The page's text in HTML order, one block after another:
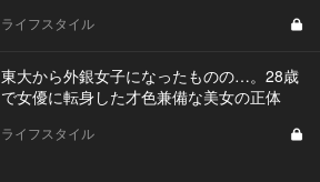
ライフスタイル
東大から外銀女子になったものの…。28歳
で女優に転身した才色兼備な美女の正体
ライフスタイル